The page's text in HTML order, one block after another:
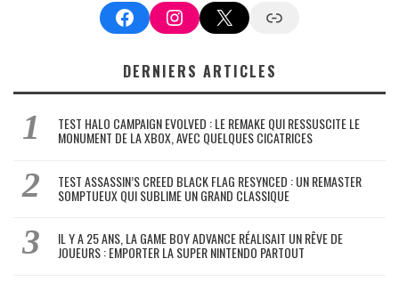
FacebookInstagram
X Google News
DERNIERS ARTICLES
TEST HALO CAMPAIGN EVOLVED : LE REMAKE QUI RESSUSCITE LE
MONUMENT DE LA XBOX, AVEC QUELQUES CICATRICES
TEST ASSASSIN’S CREED BLACK FLAG RESYNCED : UN REMASTER
SOMPTUEUX QUI SUBLIME UN GRAND CLASSIQUE
IL Y A 25 ANS, LA GAME BOY ADVANCE RÉALISAIT UN RÊVE DE
JOUEURS : EMPORTER LA SUPER NINTENDO PARTOUT